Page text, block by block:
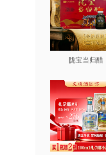
陇宝当归醋